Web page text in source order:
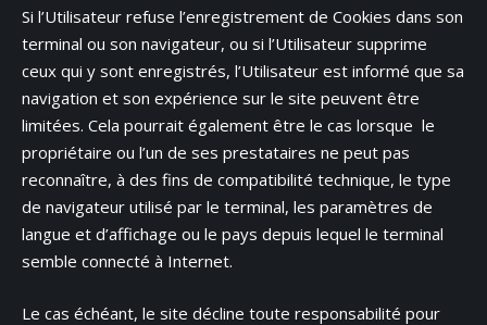
Si l’Utilisateur refuse l’enregistrement de Cookies dans son
terminal ou son navigateur, ou si l’Utilisateur supprime
ceux qui y sont enregistrés, l’Utilisateur est informé que sa
navigation et son expérience sur le site peuvent être
limitées. Cela pourrait également être le cas lorsque le
propriétaire ou l’un de ses prestataires ne peut pas
reconnaître, à des fins de compatibilité technique, le type
de navigateur utilisé par le terminal, les paramètres de
langue et d’affichage ou le pays depuis lequel le terminal
semble connecté à Internet.
Le cas échéant, le site décline toute responsabilité pour